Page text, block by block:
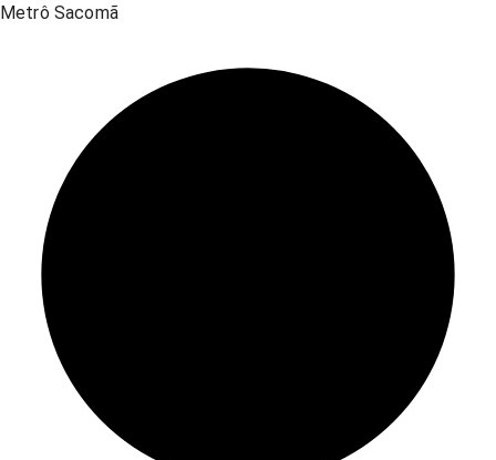
Metrô Sacomã